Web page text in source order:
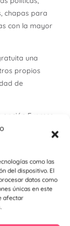
como las
del dispositivo. El
datos como
únicas en este
afectar
chapas para
con la mayor
una
propios
de
Express